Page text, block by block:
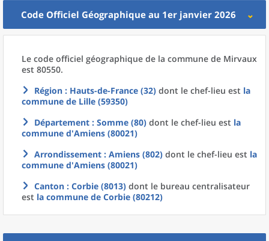
Code Officiel Géographique au 1er janvier 2026
Le code officiel géographique de la commune de Mirvaux
est 80550.
Région : Hauts-de-France (32) dont le chef-lieu est la
commune de Lille (59350)
Département : Somme (80) dont le chef-lieu est la
commune d'Amiens (80021)
Arrondissement : Amiens (802) dont le chef-lieu est la
commune d'Amiens (80021)
Canton : Corbie (8013) dont le bureau centralisateur
est la commune de Corbie (80212)